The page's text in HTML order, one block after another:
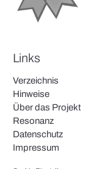
Links
Verzeichnis
Hinweise
Über das Projekt
Resonanz
Datenschutz
Impressum